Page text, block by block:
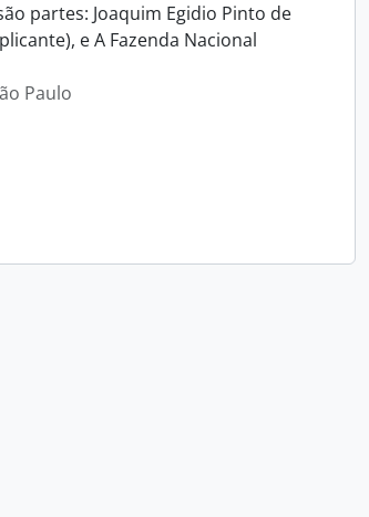
partes: Joaquim Egidio Pinto de
e A Fazenda Nacional
Paulo